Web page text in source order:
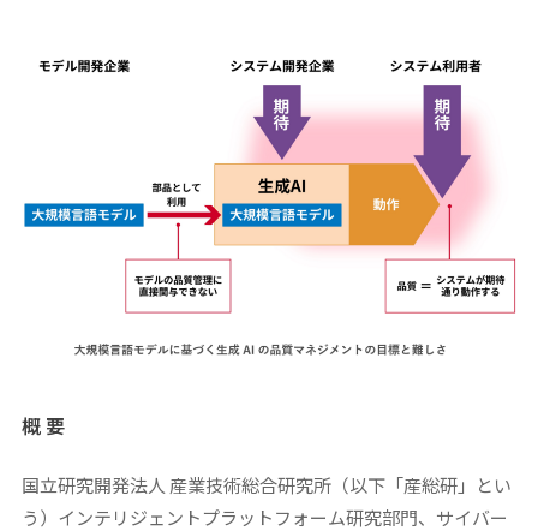
概 要
国立研究開発法人 産業技術総合研究所（以下「産総研」とい
う）インテリジェントプラットフォーム研究部門、サイバー